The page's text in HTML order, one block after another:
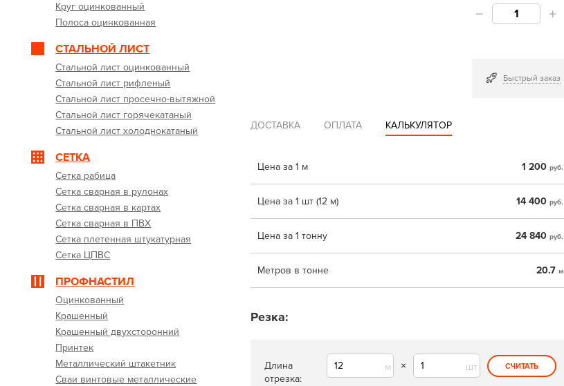
Круг оцинкованный
Полоса оцинкованная
СТАЛЬНОЙ ЛИСТ
Стальной лист оцинкованный
Стальной лист рифленый
Стальной лист просечно-вытяжной
Стальной лист горячекатаный
Стальной лист холоднокатаный
СЕТКА
Сетка рабица
Сетка сварная в рулонах
Сетка сварная в картах
Сетка сварная в ПВХ
Сетка плетенная штукатурная
Сетка ЦПВС
ПРОФНАСТИЛ
Оцинкованный
Крашенный
Крашенный двухсторонний
Принтек
Металлический штакетник
Сваи винтовые металлические
Быстрый заказ
ДОСТАВКА ОПЛАТА КАЛЬКУЛЯТОР
Цена за 1 м 1 200руб.
Цена за 1 шт (12 м) 14 400руб.
Цена за 1 тонну 24 840руб.
Метров в тонне 20.7м
Резка:
Длина
отрезка:
м × шт СЧИТАТЬ